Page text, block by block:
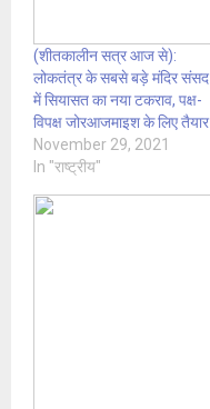
(शीतकालीन सत्र आज से):
लोकतंत्र के सबसे बड़े मंदिर संसद
में सियासत का नया टकराव, पक्ष-
विपक्ष जोरआजमाइश के लिए तैयार
November 29, 2021
In "राष्ट्रीय"